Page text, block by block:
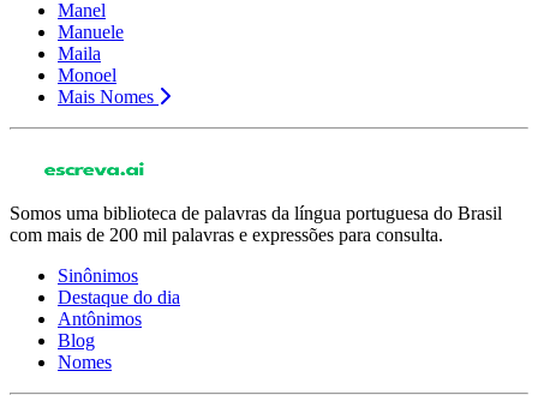
Manel
Manuele
Maila
Monoel
Mais Nomes
Somos uma biblioteca de palavras da língua portuguesa do Brasil
com mais de 200 mil palavras e expressões para consulta.
Sinônimos
Destaque do dia
Antônimos
Blog
Nomes